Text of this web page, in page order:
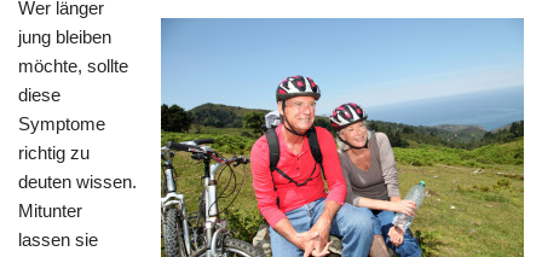
Wer länger
jung bleiben
möchte, sollte
diese
Symptome
richtig zu
deuten wissen.
Mitunter
lassen sie